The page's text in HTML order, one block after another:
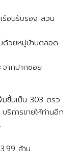
รือนรับรอง สวน
ด้วยหมู่บ้านตลอด
จากปากซอย
ขึ้นเป็น 303 ตรว.
ริการขายให้ท่านอีก
ล้าน